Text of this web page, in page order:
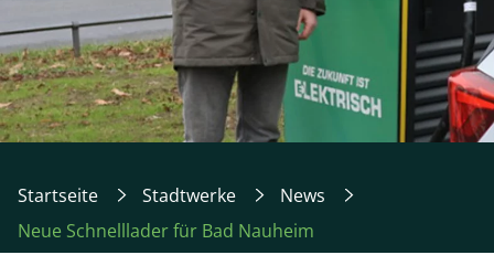
Startseite Stadtwerke
News
Neue Schnelllader für Bad Nauheim